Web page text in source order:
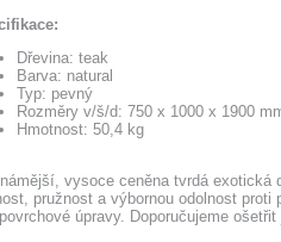
Dřevina: teak
Barva: natural
Typ: pevný
Rozměry v/š/d: 750 x 1000 x 1900
Hmotnost: 50,4 kg
vysoce ceněna tvrdá
pružnost a výbornou odolnost
úpravy. Doporučujeme